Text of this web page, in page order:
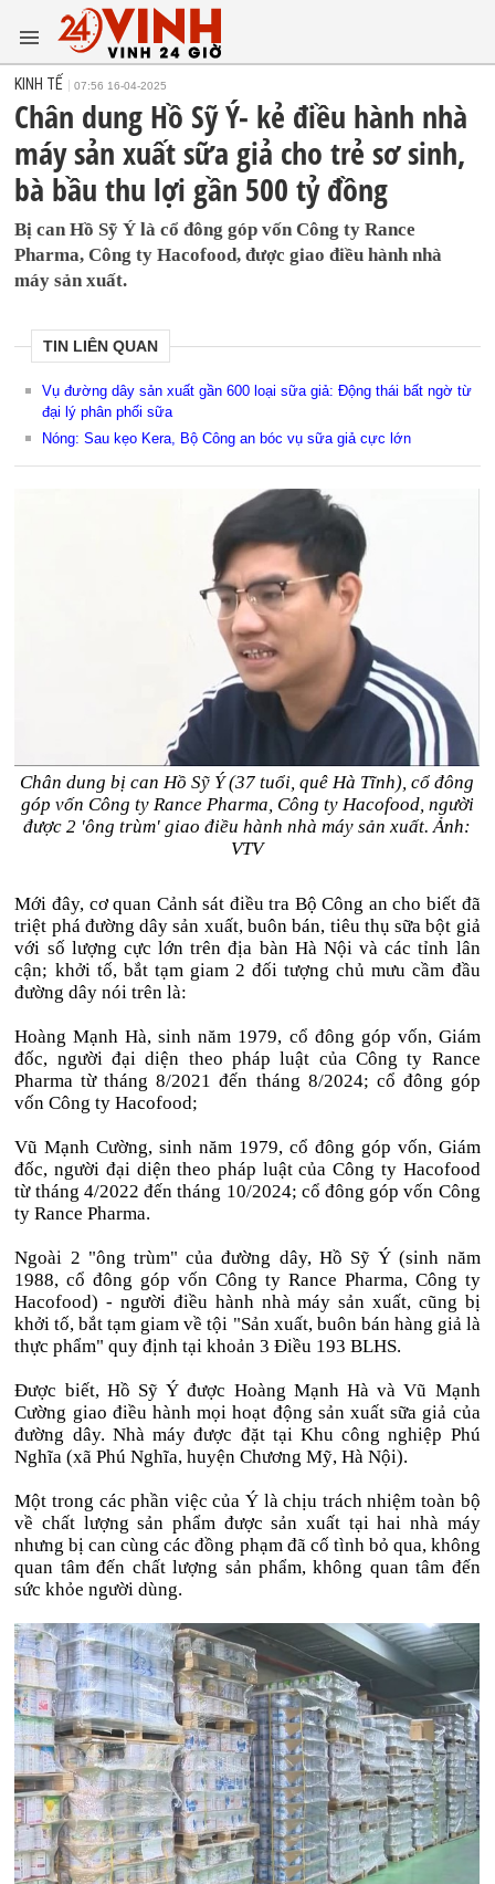
KINH TẾ 07:56 16-04-2025
Chân dung Hồ Sỹ Ý- kẻ điều hành nhà
máy sản xuất sữa giả cho trẻ sơ sinh,
bà bầu thu lợi gần 500 tỷ đồng
Bị can Hồ Sỹ Ý là cổ đông góp vốn Công ty Rance
Pharma, Công ty Hacofood, được giao điều hành nhà
máy sản xuất.
TIN LIÊN QUAN
Vụ đường dây sản xuất gần 600 loại sữa giả: Động thái bất ngờ từ
đại lý phân phối sữa
Nóng: Sau kẹo Kera, Bộ Công an bóc vụ sữa giả cực lớn
Chân dung bị can Hồ Sỹ Ý (37 tuổi, quê Hà Tĩnh), cổ đông
góp vốn Công ty Rance Pharma, Công ty Hacofood, người
được 2 'ông trùm' giao điều hành nhà máy sản xuất. Ảnh:
VTV
Mới đây, cơ quan Cảnh sát điều tra Bộ Công an cho biết đã
triệt phá đường dây sản xuất, buôn bán, tiêu thụ sữa bột giả
với số lượng cực lớn trên địa bàn Hà Nội và các tỉnh lân
cận; khởi tố, bắt tạm giam 2 đối tượng chủ mưu cầm đầu
đường dây nói trên là:
Hoàng Mạnh Hà, sinh năm 1979, cổ đông góp vốn, Giám
đốc, người đại diện theo pháp luật của Công ty Rance
Pharma từ tháng 8/2021 đến tháng 8/2024; cổ đông góp
vốn Công ty Hacofood;
Vũ Mạnh Cường, sinh năm 1979, cổ đông góp vốn, Giám
đốc, người đại diện theo pháp luật của Công ty Hacofood
từ tháng 4/2022 đến tháng 10/2024; cổ đông góp vốn Công
ty Rance Pharma.
Ngoài 2 "ông trùm" của đường dây, Hồ Sỹ Ý (sinh năm
1988, cổ đông góp vốn Công ty Rance Pharma, Công ty
Hacofood) - người điều hành nhà máy sản xuất, cũng bị
khởi tố, bắt tạm giam về tội "Sản xuất, buôn bán hàng giả là
thực phẩm" quy định tại khoản 3 Điều 193 BLHS.
Được biết, Hồ Sỹ Ý được Hoàng Mạnh Hà và Vũ Mạnh
Cường giao điều hành mọi hoạt động sản xuất sữa giả của
đường dây. Nhà máy được đặt tại Khu công nghiệp Phú
Nghĩa (xã Phú Nghĩa, huyện Chương Mỹ, Hà Nội).
Một trong các phần việc của Ý là chịu trách nhiệm toàn bộ
về chất lượng sản phẩm được sản xuất tại hai nhà máy
nhưng bị can cùng các đồng phạm đã cố tình bỏ qua, không
quan tâm đến chất lượng sản phẩm, không quan tâm đến
sức khỏe người dùng.